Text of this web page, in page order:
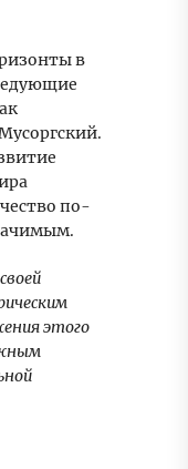
в
по-
этого